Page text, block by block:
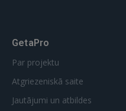
GetaPro
Par projektu
Atgriezeniskā saite
Jautājumi un atbildes